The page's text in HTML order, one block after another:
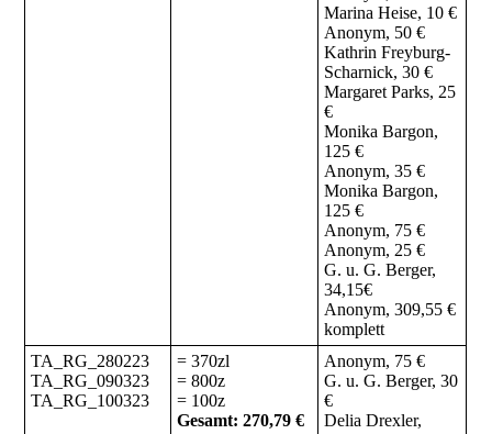
Marina Heise, 10 €
Anonym, 50 €
Kathrin Freyburg-
Scharnick, 30 €
Margaret Parks, 25
€
Monika Bargon,
125 €
Anonym, 35 €
Monika Bargon,
125 €
Anonym, 75 €
Anonym, 25 €
G. u. G. Berger,
34,15€
Anonym, 309,55 €
komplett
TA_RG_280223
TA_RG_090323
TA_RG_100323
= 370zl
= 800z
= 100z
Gesamt: 270,79 €
Anonym, 75 €
G. u. G. Berger, 30
€
Delia Drexler,